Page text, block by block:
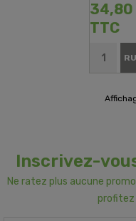
34,80
TTC
Inscrivez-
Ne ratez plus aucune
profitez